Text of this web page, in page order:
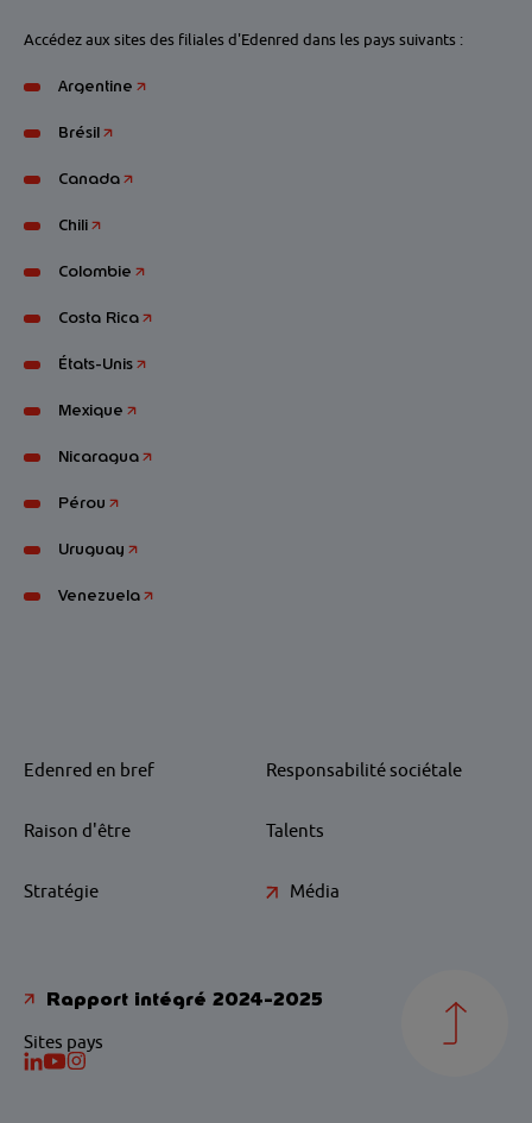
Accédez aux sites des filiales d'Edenred dans les pays suivants :
Argentine
Brésil
Canada
Chili
Colombie
Costa Rica
États-Unis
Mexique
Nicaragua
Pérou
Uruguay
Venezuela
Edenred en bref Responsabilité sociétale
Raison d'être Talents
Stratégie Média
Rapport intégré 2024-2025
Sites pays